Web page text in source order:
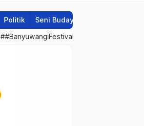
Politik Seni Budaya
##BanyuwangiFestival